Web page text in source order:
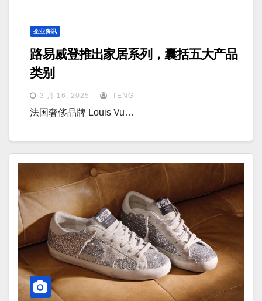
企业资讯
路易威登推出家居系列，囊括五大产品
类别
3 月 16, 2025 TENG
法国奢侈品牌 Louis Vu…